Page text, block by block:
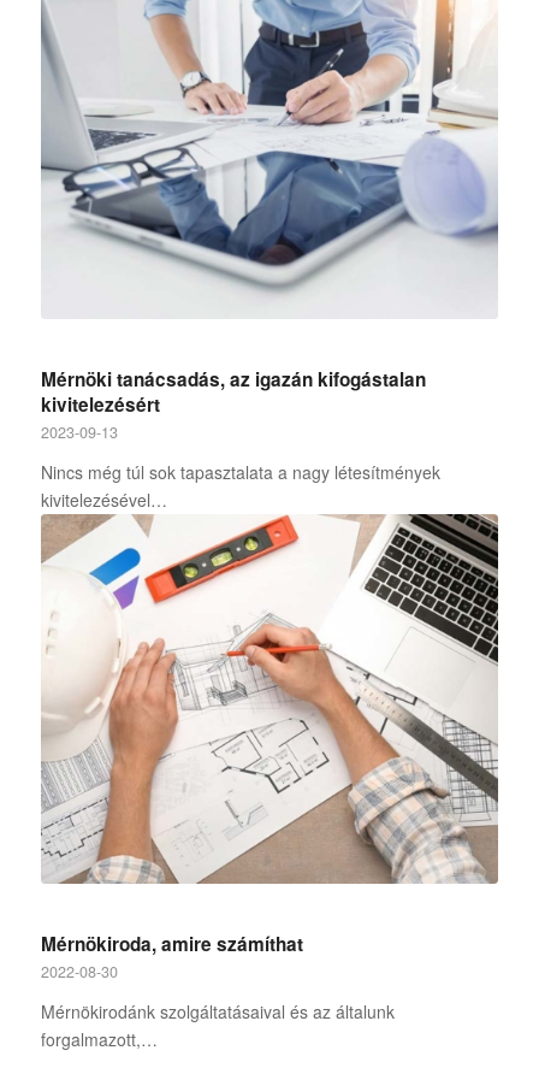
Mérnöki tanácsadás, az igazán kifogástalan
kivitelezésért
2023-09-13
Nincs még túl sok tapasztalata a nagy létesítmények
kivitelezésével…
Mérnökiroda, amire számíthat
2022-08-30
Mérnökirodánk szolgáltatásaival és az általunk
forgalmazott,…